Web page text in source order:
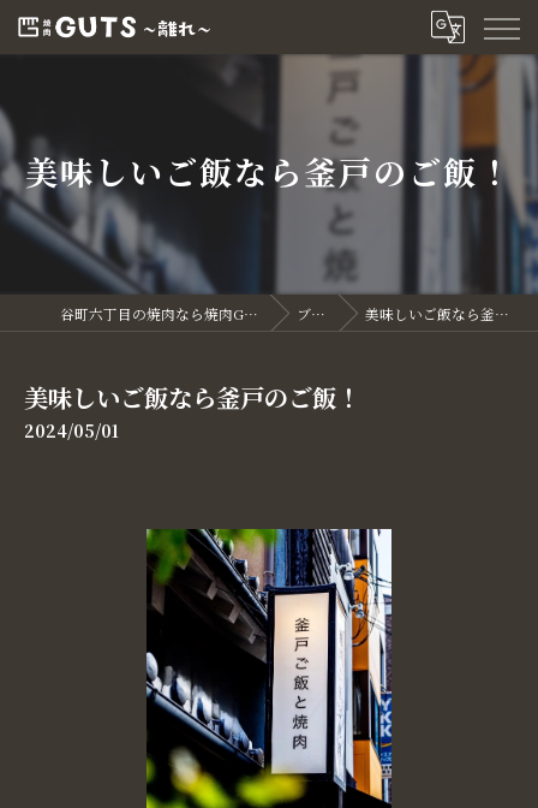
美味しいご飯なら釜戸のご飯！
谷町六丁目の焼肉なら焼肉GUTS～離れ～ ブログ 美味しいご飯なら釜戸のご飯！
美味しいご飯なら釜戸のご飯！
2024/05/01